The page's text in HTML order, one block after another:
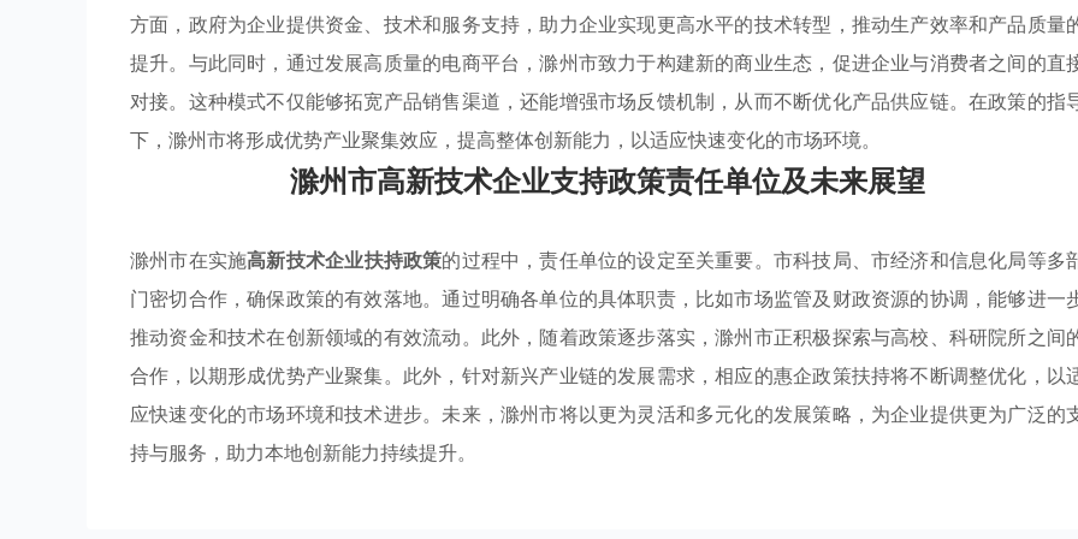
方面，政府为企业提供资金、技术和服务支持，助力企业实现更高水平的技术转型，推动生产效率和产品质量
提升。与此同时，通过发展高质量的电商平台，滁州市致力于构建新的商业生态，促进企业与消费者之间的直
对接。这种模式不仅能够拓宽产品销售渠道，还能增强市场反馈机制，从而不断优化产品供应链。在政策的指
下，滁州市将形成优势产业聚集效应，提高整体创新能力，以适应快速变化的市场环境。
滁州市高新技术企业支持政策责任单位及未来展望
滁州市在实施高新技术企业扶持政策的过程中，责任单位的设定至关重要。市科技局、市经济和信息化局等多
门密切合作，确保政策的有效落地。通过明确各单位的具体职责，比如市场监管及财政资源的协调，能够进一
推动资金和技术在创新领域的有效流动。此外，随着政策逐步落实，滁州市正积极探索与高校、科研院所之间
合作，以期形成优势产业聚集。此外，针对新兴产业链的发展需求，相应的惠企政策扶持将不断调整优化，以
应快速变化的市场环境和技术进步。未来，滁州市将以更为灵活和多元化的发展策略，为企业提供更为广泛的
持与服务，助力本地创新能力持续提升。